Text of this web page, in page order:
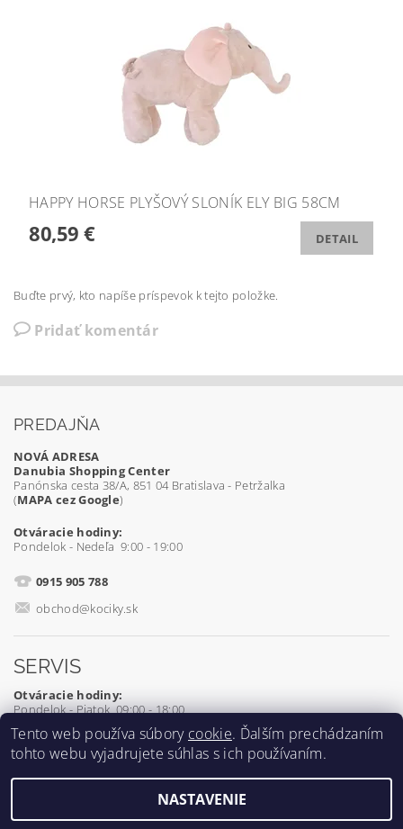
HAPPY HORSE PLYŠOVÝ SLONÍK ELY BIG 58CM
80,59 € DETAIL
Buďte prvý, kto napíše príspevok k tejto položke.
Pridať komentár
PREDAJŇA
NOVÁ ADRESA
Danubia Shopping Center
Panónska cesta 38/A, 851 04 Bratislava - Petržalka
(MAPA cez Google)
Otváracie hodiny:
Pondelok - Nedeľa 9:00 - 19:00
0915 905 788
obchod@kociky.sk
SERVIS
Otváracie hodiny:
Pondelok - Piatok 09:00 - 18:00
0905 539 927
2026 ©Kociky.sk, všetky práva vyhradené
Tento web používa súbory cookie. Ďalším prechádzaním
tohto webu vyjadrujete súhlas s ich používaním.
NASTAVENIE